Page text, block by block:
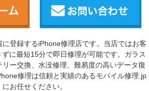
登録するiPhone修理店です。当店ではお客
に最短15分で即日修理が可能です。ガラス
ー交換、水没修理、難易度の高いデータ復
修理は信頼と実績のあるモバイル修理.jp
にお任せください。